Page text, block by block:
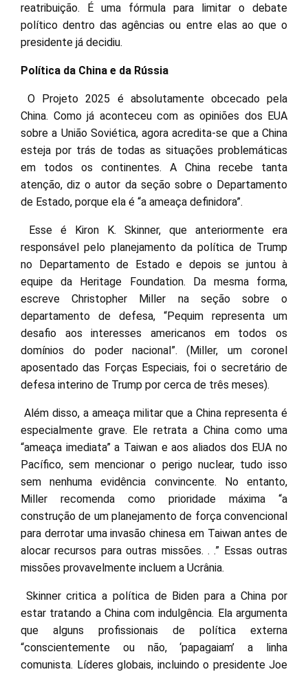
reatribuição. É uma fórmula para limitar o debate
político dentro das agências ou entre elas ao que o
presidente já decidiu.
Política da China e da Rússia
O Projeto 2025 é absolutamente obcecado pela
China. Como já aconteceu com as opiniões dos EUA
sobre a União Soviética, agora acredita-se que a China
esteja por trás de todas as situações problemáticas
em todos os continentes. A China recebe tanta
atenção, diz o autor da seção sobre o Departamento
de Estado, porque ela é “a ameaça definidora”.
Esse é Kiron K. Skinner, que anteriormente era
responsável pelo planejamento da política de Trump
no Departamento de Estado e depois se juntou à
equipe da Heritage Foundation. Da mesma forma,
escreve Christopher Miller na seção sobre o
departamento de defesa, “Pequim representa um
desafio aos interesses americanos em todos os
domínios do poder nacional”. (Miller, um coronel
aposentado das Forças Especiais, foi o secretário de
defesa interino de Trump por cerca de três meses).
Além disso, a ameaça militar que a China representa é
especialmente grave. Ele retrata a China como uma
“ameaça imediata” a Taiwan e aos aliados dos EUA no
Pacífico, sem mencionar o perigo nuclear, tudo isso
sem nenhuma evidência convincente. No entanto,
Miller recomenda como prioridade máxima “a
construção de um planejamento de força convencional
para derrotar uma invasão chinesa em Taiwan antes de
alocar recursos para outras missões. . .” Essas outras
missões provavelmente incluem a Ucrânia.
Skinner critica a política de Biden para a China por
estar tratando a China com indulgência. Ela argumenta
que alguns profissionais de política externa
“conscientemente ou não, ‘papagaiam’ a linha
comunista. Líderes globais, incluindo o presidente Joe